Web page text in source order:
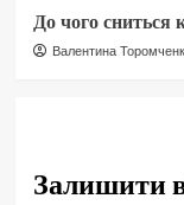
До чого сниться
Валентина
Залишити